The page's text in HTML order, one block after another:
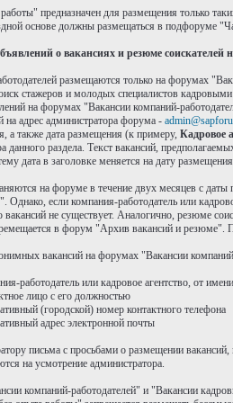
предназначен для размещения только
основе должны размещаться в подфоруме
о вакансиях и резюме соискателей
размещаются только на форумах
стажеров и молодых специалистов
на форумах "Вакансии компаний-
на адрес администратора форума -
а также дата размещения (к примеру, Кадровое
данного раздела. Текст вакансий,
дата в заголовке меняется на дату
на форуме в течение двух месяцев с
Однако, если компания-работодатель или
не существует. Аналогично, резюме
в форум "Архив вакансий и резюме".
вакансий на форумах "Вакансии
работодатель или кадровое агентство, от
лицо с его должностью
(городской) номер контактного телефона
адрес электронной почты
письма с просьбами о размещении
на усмотрение администратора.
компаний-работодателей" и "Вакансии